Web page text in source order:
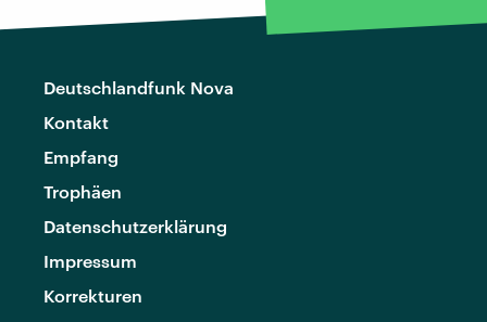
Deutschlandfunk Nova
Kontakt
Empfang
Trophäen
Datenschutzerklärung
Impressum
Korrekturen